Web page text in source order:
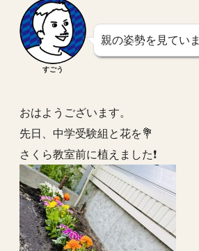
すごう
親の姿勢を見ていま
おはようございます。
先日、中学受験組と花を💐
さくら教室前に植えました❗️